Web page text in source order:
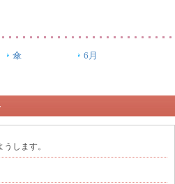
傘
6月
します。